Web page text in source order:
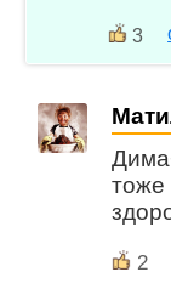
3
тоже
2